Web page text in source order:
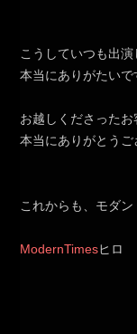
こうしていつも出演
本当にありがたいで
お越しくださったお
本当にありがとうご
これからも、モダン
ModernTimesヒロ